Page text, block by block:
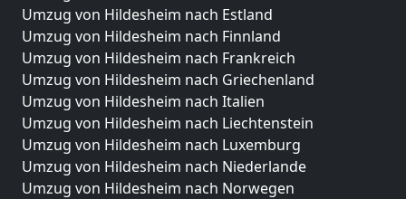
Umzug von Hildesheim nach Estland
Umzug von Hildesheim nach Finnland
Umzug von Hildesheim nach Frankreich
Umzug von Hildesheim nach Griechenland
Umzug von Hildesheim nach Italien
Umzug von Hildesheim nach Liechtenstein
Umzug von Hildesheim nach Luxemburg
Umzug von Hildesheim nach Niederlande
Umzug von Hildesheim nach Norwegen